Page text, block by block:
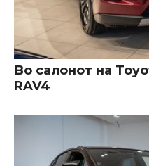
Во салонот на
RAV4